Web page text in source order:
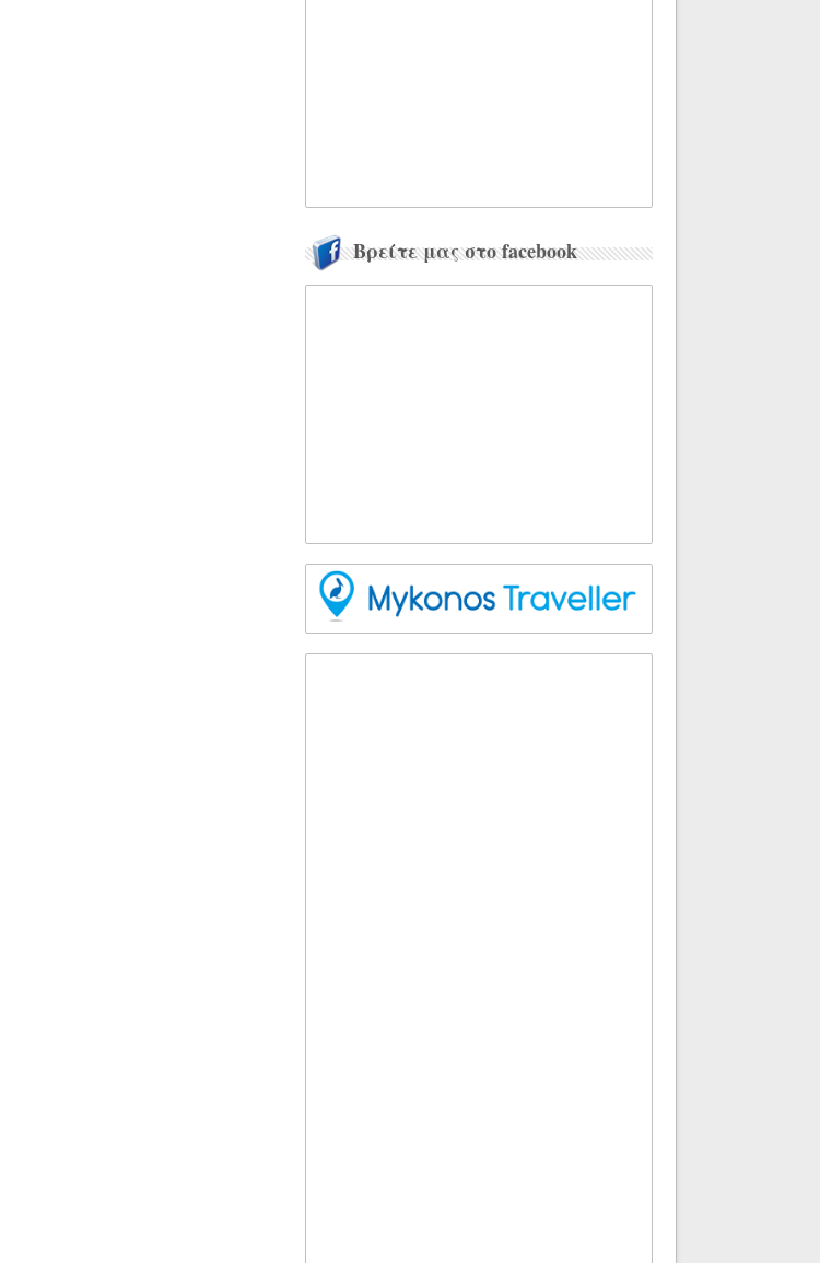
Βρείτε μας στο facebook